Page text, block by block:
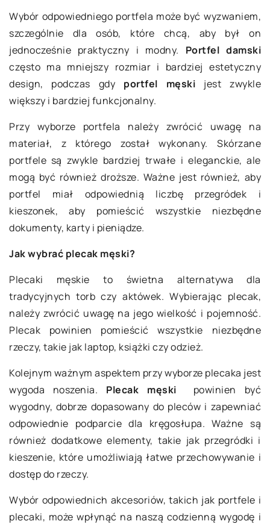
Wybór odpowiedniego portfela może być wyzwaniem,
szczególnie dla osób, które chcą, aby był on
jednocześnie praktyczny i modny. Portfel damski
często ma mniejszy rozmiar i bardziej estetyczny
design, podczas gdy portfel męski jest zwykle
większy i bardziej funkcjonalny.
Przy wyborze portfela należy zwrócić uwagę na
materiał, z którego został wykonany. Skórzane
portfele są zwykle bardziej trwałe i eleganckie, ale
mogą być również droższe. Ważne jest również, aby
portfel miał odpowiednią liczbę przegródek i
kieszonek, aby pomieścić wszystkie niezbędne
dokumenty, karty i pieniądze.
Jak wybrać plecak męski?
Plecaki męskie to świetna alternatywa dla
tradycyjnych torb czy aktówek. Wybierając plecak,
należy zwrócić uwagę na jego wielkość i pojemność.
Plecak powinien pomieścić wszystkie niezbędne
rzeczy, takie jak laptop, książki czy odzież.
Kolejnym ważnym aspektem przy wyborze plecaka jest
wygoda noszenia. Plecak męski powinien być
wygodny, dobrze dopasowany do pleców i zapewniać
odpowiednie podparcie dla kręgosłupa. Ważne są
również dodatkowe elementy, takie jak przegródki i
kieszenie, które umożliwiają łatwe przechowywanie i
dostęp do rzeczy.
Wybór odpowiednich akcesoriów, takich jak portfele i
plecaki, może wpłynąć na naszą codzienną wygodę i